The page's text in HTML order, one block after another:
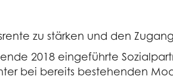
zu stärken und den
2018 eingeführte
bei bereits bestehenden